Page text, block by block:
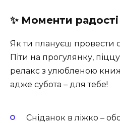
✨ Моменти радості
Як ти плануєш провести
Піти на прогулянку,
релакс з улюбленою
адже субота – для тебе! ️
Сніданок в ліжко –